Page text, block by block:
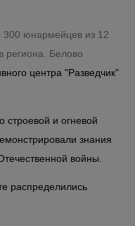
300 юнармейцев из 12
региона. Белово
центра "Разведчик"
строевой и огневой
знания
войны.
распределились